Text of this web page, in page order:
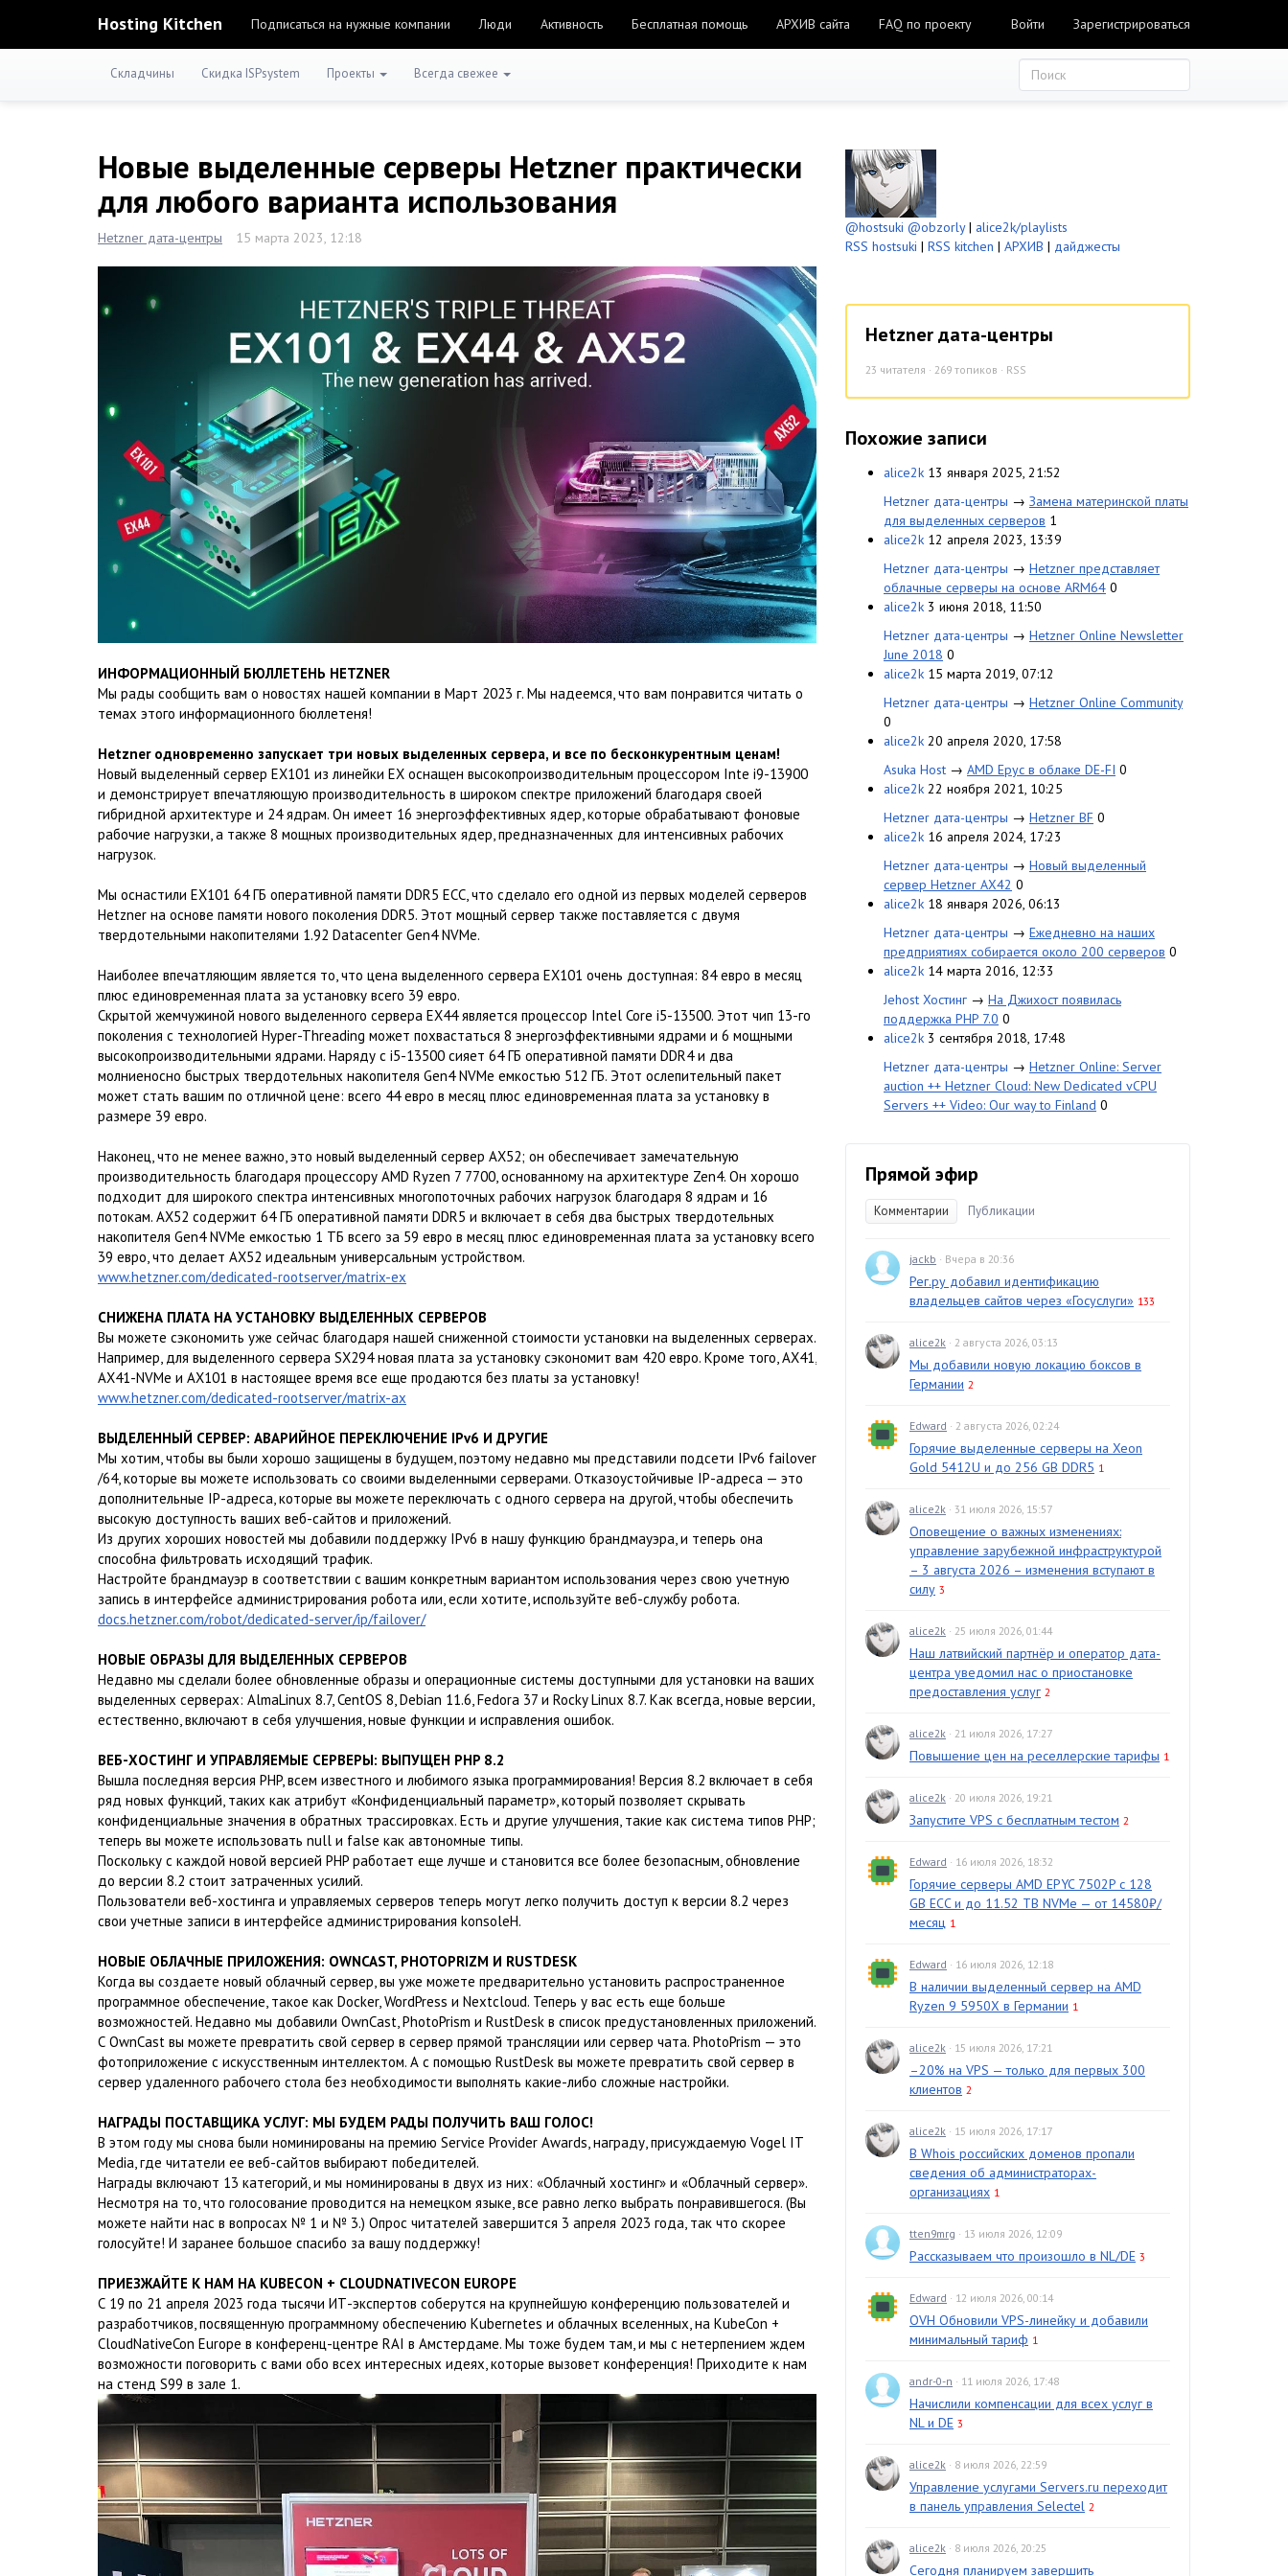
Hosting Kitchen Подписаться на нужные компании Люди Активность Бесплатная помощь АРХИВ сайта FAQ по проекту Войти Зарегистрироваться
Складчины Скидка ISPsystem Проекты Всегда свежее
Новые выделенные серверы Hetzner практически
для любого варианта использования
Hetzner дата-центры 15 марта 2023, 12:18
ИНФОРМАЦИОННЫЙ БЮЛЛЕТЕНЬ HETZNER
Мы рады сообщить вам о новостях нашей компании в Март 2023 г. Мы надеемся, что вам понравится читать о
темах этого информационного бюллетеня!
Hetzner одновременно запускает три новых выделенных сервера, и все по бесконкурентным ценам!
Новый выделенный сервер EX101 из линейки EX оснащен высокопроизводительным процессором Inte i9-13900
и демонстрирует впечатляющую производительность в широком спектре приложений благодаря своей
гибридной архитектуре и 24 ядрам. Он имеет 16 энергоэффективных ядер, которые обрабатывают фоновые
рабочие нагрузки, а также 8 мощных производительных ядер, предназначенных для интенсивных рабочих
нагрузок.
Мы оснастили EX101 64 ГБ оперативной памяти DDR5 ECC, что сделало его одной из первых моделей серверов
Hetzner на основе памяти нового поколения DDR5. Этот мощный сервер также поставляется с двумя
твердотельными накопителями 1.92 Datacenter Gen4 NVMe.
Наиболее впечатляющим является то, что цена выделенного сервера EX101 очень доступная: 84 евро в месяц
плюс единовременная плата за установку всего 39 евро.
Скрытой жемчужиной нового выделенного сервера EX44 является процессор Intel Core i5-13500. Этот чип 13-го
поколения с технологией Hyper-Threading может похвастаться 8 энергоэффективными ядрами и 6 мощными
высокопроизводительными ядрами. Наряду с i5-13500 сияет 64 ГБ оперативной памяти DDR4 и два
молниеносно быстрых твердотельных накопителя Gen4 NVMe емкостью 512 ГБ. Этот ослепительный пакет
может стать вашим по отличной цене: всего 44 евро в месяц плюс единовременная плата за установку в
размере 39 евро.
Наконец, что не менее важно, это новый выделенный сервер AX52; он обеспечивает замечательную
производительность благодаря процессору AMD Ryzen 7 7700, основанному на архитектуре Zen4. Он хорошо
подходит для широкого спектра интенсивных многопоточных рабочих нагрузок благодаря 8 ядрам и 16
потокам. AX52 содержит 64 ГБ оперативной памяти DDR5 и включает в себя два быстрых твердотельных
накопителя Gen4 NVMe емкостью 1 ТБ всего за 59 евро в месяц плюс единовременная плата за установку всего
39 евро, что делает AX52 идеальным универсальным устройством.
www.hetzner.com/dedicated-rootserver/matrix-ex
СНИЖЕНА ПЛАТА НА УСТАНОВКУ ВЫДЕЛЕННЫХ СЕРВЕРОВ
Вы можете сэкономить уже сейчас благодаря нашей сниженной стоимости установки на выделенных серверах.
Например, для выделенного сервера SX294 новая плата за установку сэкономит вам 420 евро. Кроме того, AX41,
AX41-NVMe и AX101 в настоящее время все еще продаются без платы за установку!
www.hetzner.com/dedicated-rootserver/matrix-ax
ВЫДЕЛЕННЫЙ СЕРВЕР: АВАРИЙНОЕ ПЕРЕКЛЮЧЕНИЕ IPv6 И ДРУГИЕ
Мы хотим, чтобы вы были хорошо защищены в будущем, поэтому недавно мы представили подсети IPv6 failover
/64, которые вы можете использовать со своими выделенными серверами. Отказоустойчивые IP-адреса — это
дополнительные IP-адреса, которые вы можете переключать с одного сервера на другой, чтобы обеспечить
высокую доступность ваших веб-сайтов и приложений.
Из других хороших новостей мы добавили поддержку IPv6 в нашу функцию брандмауэра, и теперь она
способна фильтровать исходящий трафик.
Настройте брандмауэр в соответствии с вашим конкретным вариантом использования через свою учетную
запись в интерфейсе администрирования робота или, если хотите, используйте веб-службу робота.
docs.hetzner.com/robot/dedicated-server/ip/failover/
НОВЫЕ ОБРАЗЫ ДЛЯ ВЫДЕЛЕННЫХ СЕРВЕРОВ
Недавно мы сделали более обновленные образы и операционные системы доступными для установки на ваших
выделенных серверах: AlmaLinux 8.7, CentOS 8, Debian 11.6, Fedora 37 и Rocky Linux 8.7. Как всегда, новые версии,
естественно, включают в себя улучшения, новые функции и исправления ошибок.
ВЕБ-ХОСТИНГ И УПРАВЛЯЕМЫЕ СЕРВЕРЫ: ВЫПУЩЕН PHP 8.2
Вышла последняя версия PHP, всем известного и любимого языка программирования! Версия 8.2 включает в себя
ряд новых функций, таких как атрибут «Конфиденциальный параметр», который позволяет скрывать
конфиденциальные значения в обратных трассировках. Есть и другие улучшения, такие как система типов PHP;
теперь вы можете использовать null и false как автономные типы.
Поскольку с каждой новой версией PHP работает еще лучше и становится все более безопасным, обновление
до версии 8.2 стоит затраченных усилий.
Пользователи веб-хостинга и управляемых серверов теперь могут легко получить доступ к версии 8.2 через
свои учетные записи в интерфейсе администрирования konsoleH.
НОВЫЕ ОБЛАЧНЫЕ ПРИЛОЖЕНИЯ: OWNCAST, PHOTOPRIZM И RUSTDESK
Когда вы создаете новый облачный сервер, вы уже можете предварительно установить распространенное
программное обеспечение, такое как Docker, WordPress и Nextcloud. Теперь у вас есть еще больше
возможностей. Недавно мы добавили OwnCast, PhotoPrism и RustDesk в список предустановленных приложений.
С OwnCast вы можете превратить свой сервер в сервер прямой трансляции или сервер чата. PhotoPrism — это
фотоприложение с искусственным интеллектом. А с помощью RustDesk вы можете превратить свой сервер в
сервер удаленного рабочего стола без необходимости выполнять какие-либо сложные настройки.
НАГРАДЫ ПОСТАВЩИКА УСЛУГ: МЫ БУДЕМ РАДЫ ПОЛУЧИТЬ ВАШ ГОЛОС!
В этом году мы снова были номинированы на премию Service Provider Awards, награду, присуждаемую Vogel IT
Media, где читатели ее веб-сайтов выбирают победителей.
Награды включают 13 категорий, и мы номинированы в двух из них: «Облачный хостинг» и «Облачный сервер».
Несмотря на то, что голосование проводится на немецком языке, все равно легко выбрать понравившегося. (Вы
можете найти нас в вопросах № 1 и № 3.) Опрос читателей завершится 3 апреля 2023 года, так что скорее
голосуйте! И заранее большое спасибо за вашу поддержку!
ПРИЕЗЖАЙТЕ К НАМ НА KUBECON + CLOUDNATIVECON EUROPE
С 19 по 21 апреля 2023 года тысячи ИТ-экспертов соберутся на крупнейшую конференцию пользователей и
разработчиков, посвященную программному обеспечению Kubernetes и облачных вселенных, на KubeCon +
CloudNativeCon Europe в конференц-центре RAI в Амстердаме. Мы тоже будем там, и мы с нетерпением ждем
возможности поговорить с вами обо всех интересных идеях, которые вызовет конференция! Приходите к нам
на стенд S99 в зале 1.
@hostsuki @obzorly| alice2k/playlists
RSS hostsuki | RSS kitchen | АРХИВ | дайджесты
Hetzner дата-центры
23 читателя · 269 топиков · RSS
Похожие записи
alice2k 13 января 2025, 21:52
Hetzner дата-центры → Замена материнской платы
для выделенных серверов 1
alice2k 12 апреля 2023, 13:39
Hetzner дата-центры → Hetzner представляет
облачные серверы на основе ARM64 0
alice2k 3 июня 2018, 11:50
Hetzner дата-центры → Hetzner Online Newsletter
June 2018 0
alice2k 15 марта 2019, 07:12
Hetzner дата-центры → Hetzner Online Community
0
alice2k 20 апреля 2020, 17:58
Asuka Host → AMD Epyc в облаке DE-FI 0
alice2k 22 ноября 2021, 10:25
Hetzner дата-центры → Hetzner BF 0
alice2k 16 апреля 2024, 17:23
Hetzner дата-центры → Новый выделенный
сервер Hetzner AX42 0
alice2k 18 января 2026, 06:13
Hetzner дата-центры → Ежедневно на наших
предприятиях собирается около 200 серверов 0
alice2k 14 марта 2016, 12:33
Jehost Хостинг → На Джихост появилась
поддержка PHP 7.0 0
alice2k 3 сентября 2018, 17:48
Hetzner дата-центры → Hetzner Online: Server
auction ++ Hetzner Cloud: New Dedicated vCPU
Servers ++ Video: Our way to Finland 0
Прямой эфир
Комментарии Публикации
jackb · Вчера в 20:36
Рег.ру добавил идентификацию
владельцев сайтов через «Госуслуги» 133
alice2k · 2 августа 2026, 03:13
Мы добавили новую локацию боксов в
Германии 2
Edward · 2 августа 2026, 02:24
Горячие выделенные серверы на Xeon
Gold 5412U и до 256 GB DDR5 1
alice2k · 31 июля 2026, 15:57
Оповещение о важных изменениях:
управление зарубежной инфраструктурой
– 3 августа 2026 – изменения вступают в
силу 3
alice2k · 25 июля 2026, 01:44
Наш латвийский партнёр и оператор дата-
центра уведомил нас о приостановке
предоставления услуг 2
alice2k · 21 июля 2026, 17:27
Повышение цен на реселлерские тарифы 1
alice2k · 20 июля 2026, 19:21
Запустите VPS с бесплатным тестом 2
Edward · 16 июля 2026, 18:32
Горячие серверы AMD EPYC 7502P с 128
GB ECC и до 11.52 TB NVMe — от 14580₽/
месяц 1
Edward · 16 июля 2026, 12:18
В наличии выделенный сервер на AMD
Ryzen 9 5950X в Германии 1
alice2k · 15 июля 2026, 17:21
–20% на VPS — только для первых 300
клиентов 2
alice2k · 15 июля 2026, 17:17
В Whois российских доменов пропали
сведения об администраторах-
организациях 1
tten9mrg · 13 июля 2026, 12:09
Рассказываем что произошло в NL/DE 3
Edward · 12 июля 2026, 00:14
OVH Обновили VPS-линейку и добавили
минимальный тариф 1
andr-0-n · 11 июля 2026, 17:48
Начислили компенсации для всех услуг в
NL и DE 3
alice2k · 8 июля 2026, 22:59
Управление услугами Servers.ru переходит
в панель управления Selectel 2
alice2k · 8 июля 2026, 20:25
Сегодня планируем завершить